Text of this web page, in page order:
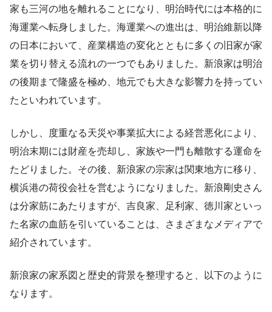
家も三河の地を離れることになり、明治時代には本格的に
海運業へ転身しました。海運業への進出は、明治維新以降
の日本において、産業構造の変化とともに多くの旧家が家
業を切り替える流れの一つでもありました。新浪家は明治
の後期まで隆盛を極め、地元でも大きな影響力を持ってい
たといわれています。
しかし、度重なる天災や事業拡大による経営悪化により、
明治末期には財産を売却し、家族や一門も離散する運命を
たどりました。その後、新浪家の宗家は関東地方に移り、
横浜港の荷役会社を営むようになりました。新浪剛史さん
は分家筋にあたりますが、吉良家、足利家、徳川家といっ
た名家の血筋を引いていることは、さまざまなメディアで
紹介されています。
新浪家の家系図と歴史的背景を整理すると、以下のように
なります。